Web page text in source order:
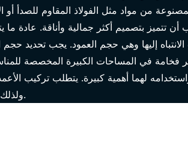
من مواد مثل الفولاذ المقاوم للصدأ أو
إليها وهي حجم العمود. يجب تحديد
في المساحات الكبيرة المخصصة
لهما أهمية كبيرة. يتطلب تركيب
ولذلك يجب الانتباه إلى جودة المواد المستخدمة في التركيب.